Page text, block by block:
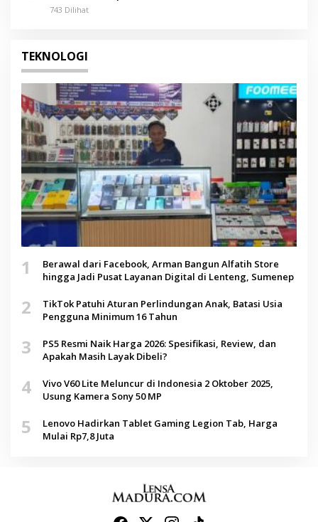
743 Dilihat
TEKNOLOGI
1
Berawal dari Facebook, Arman Bangun Alfatih Store
hingga Jadi Pusat Layanan Digital di Lenteng, Sumenep
2
TikTok Patuhi Aturan Perlindungan Anak, Batasi Usia
Pengguna Minimum 16 Tahun
3
PS5 Resmi Naik Harga 2026: Spesifikasi, Review, dan
Apakah Masih Layak Dibeli?
4
Vivo V60 Lite Meluncur di Indonesia 2 Oktober 2025,
Usung Kamera Sony 50 MP
5
Lenovo Hadirkan Tablet Gaming Legion Tab, Harga
Mulai Rp7,8 Juta